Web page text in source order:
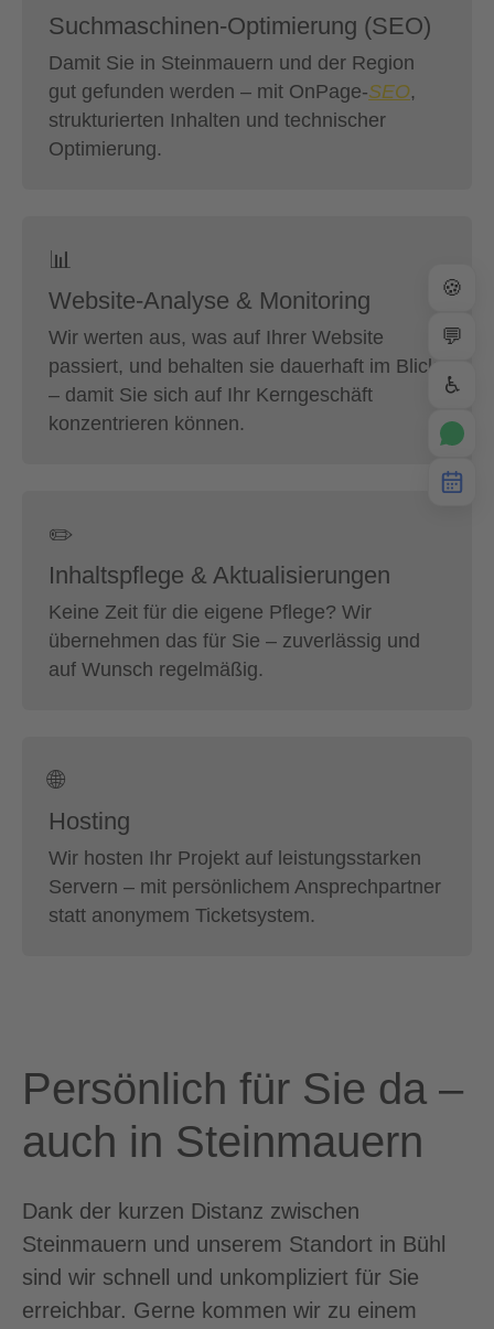
Suchmaschinen-Optimierung (SEO)
Damit Sie in Steinmauern und der Region
gut gefunden werden – mit OnPage-SEO,
strukturierten Inhalten und technischer
Optimierung.
📊
Website-Analyse & Monitoring
Wir werten aus, was auf Ihrer Website
passiert, und behalten sie dauerhaft im Blick
– damit Sie sich auf Ihr Kerngeschäft
konzentrieren können.
✏️
Inhaltspflege & Aktualisierungen
Keine Zeit für die eigene Pflege? Wir
übernehmen das für Sie – zuverlässig und
auf Wunsch regelmäßig.
🌐
Hosting
Wir hosten Ihr Projekt auf leistungsstarken
Servern – mit persönlichem Ansprechpartner
statt anonymem Ticketsystem.
Persönlich für Sie da –
auch in Steinmauern
Dank der kurzen Distanz zwischen
Steinmauern und unserem Standort in Bühl
sind wir schnell und unkompliziert für Sie
erreichbar. Gerne kommen wir zu einem
🍪
💬
♿